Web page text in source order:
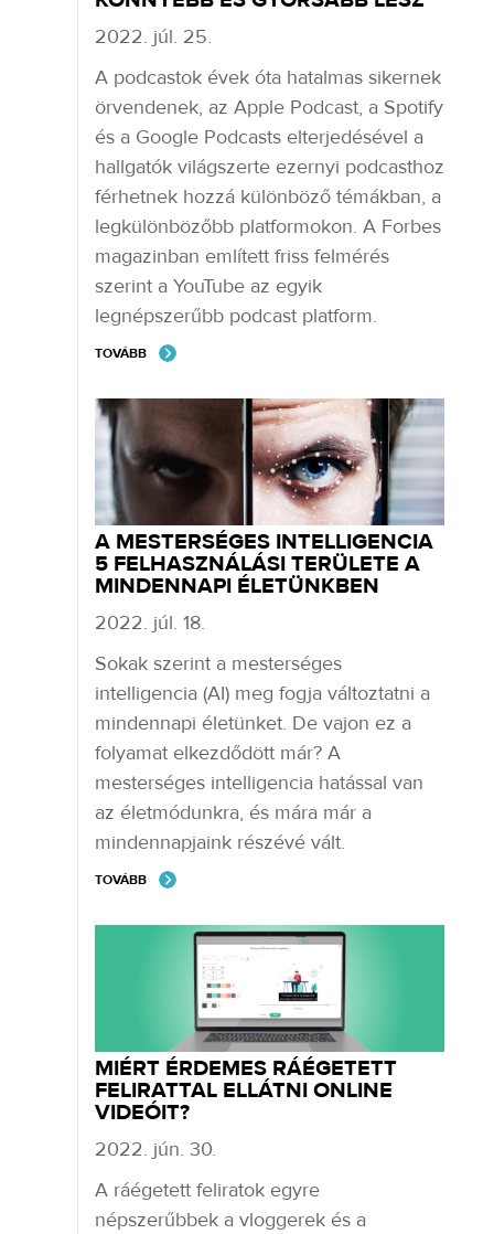
2022. júl. 25.
A podcastok évek óta hatalmas sikernek
örvendenek, az Apple Podcast, a Spotify
és a Google Podcasts elterjedésével a
hallgatók világszerte ezernyi podcasthoz
férhetnek hozzá különböző témákban, a
legkülönbözőbb platformokon. A Forbes
magazinban említett friss felmérés
szerint a YouTube az egyik
legnépszerűbb podcast platform.
TOVÁBB
A MESTERSÉGES INTELLIGENCIA
5 FELHASZNÁLÁSI TERÜLETE A
MINDENNAPI ÉLETÜNKBEN
2022. júl. 18.
Sokak szerint a mesterséges
intelligencia (AI) meg fogja változtatni a
mindennapi életünket. De vajon ez a
folyamat elkezdődött már? A
mesterséges intelligencia hatással van
az életmódunkra, és mára már a
mindennapjaink részévé vált.
TOVÁBB
MIÉRT ÉRDEMES RÁÉGETETT
FELIRATTAL ELLÁTNI ONLINE
VIDEÓIT?
2022. jún. 30.
A ráégetett feliratok egyre
népszerűbbek a vloggerek és a